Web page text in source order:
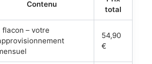
Contenu
total
flacon – votre
54,90
€